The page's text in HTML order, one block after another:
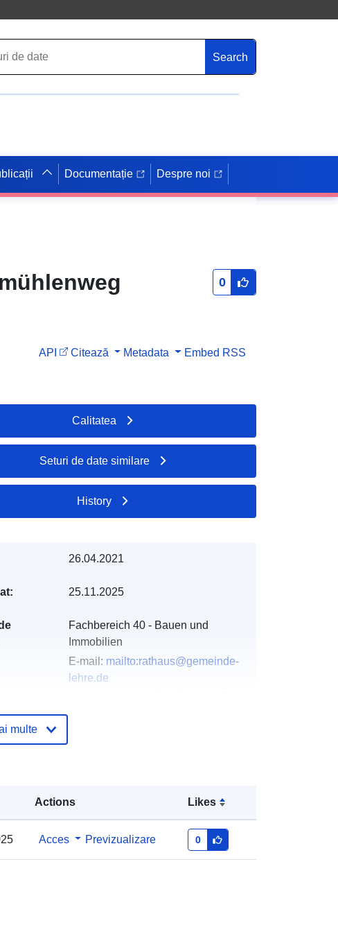
Search
Documentație Despre noi
0
API Citează Metadata Embed RSS
Actions Likes
Acces Previzualizare 0
Calitatea
Seturi de date similare
History
26.04.2021
25.11.2025
Fachbereich 40 - Bauen und
Immobilien
E-mail: mailto:rathaus@gemeinde-
lehre.de
2026
Informații actualizate la data a.europa.eu:
25 July 2026
multe